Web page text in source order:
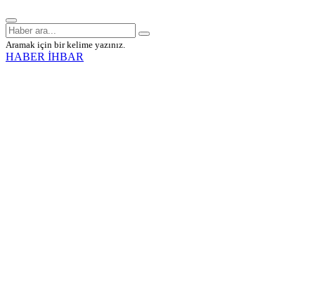
Aramak için bir kelime yazınız.
HABER İHBAR